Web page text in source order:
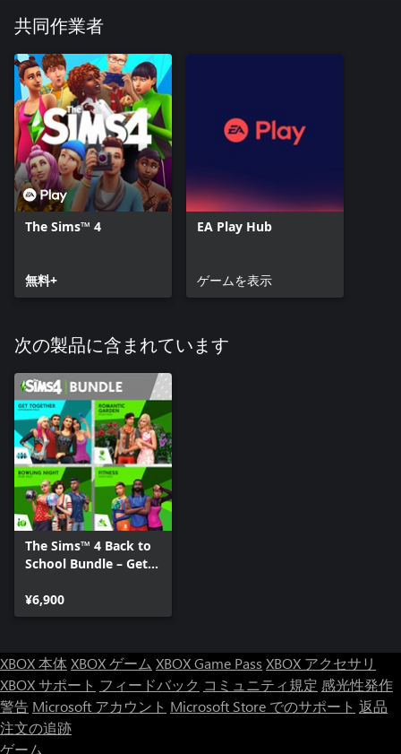
共同作業者
The Sims™ 4
無料+
EA Play Hub
ゲームを表示
次の製品に含まれています
The Sims™ 4 Back to
School Bundle – Get
Garden Stuff、
Bowling Night Stuff、
¥6,900
XBOX 本体XBOX ゲーム XBOX Game Pass XBOX アクセサリ
XBOX サポート フィードバック コミュニティ規定 感光性発作
警告 Microsoft アカウント Microsoft Store でのサポート 返品
注文の追跡
ゲーム